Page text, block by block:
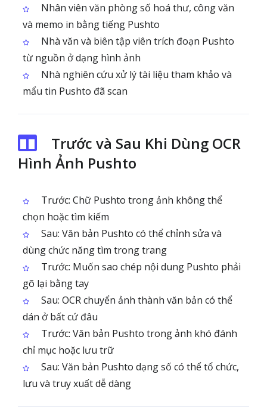
Nhân viên văn phòng số hoá thư, công văn
và memo in bằng tiếng Pushto
Nhà văn và biên tập viên trích đoạn Pushto
từ nguồn ở dạng hình ảnh
Nhà nghiên cứu xử lý tài liệu tham khảo và
mẩu tin Pushto đã scan
Trước và Sau Khi Dùng OCR
Hình Ảnh Pushto
Trước: Chữ Pushto trong ảnh không thể
chọn hoặc tìm kiếm
Sau: Văn bản Pushto có thể chỉnh sửa và
dùng chức năng tìm trong trang
Trước: Muốn sao chép nội dung Pushto phải
gõ lại bằng tay
Sau: OCR chuyển ảnh thành văn bản có thể
dán ở bất cứ đâu
Trước: Văn bản Pushto trong ảnh khó đánh
chỉ mục hoặc lưu trữ
Sau: Văn bản Pushto dạng số có thể tổ chức,
lưu và truy xuất dễ dàng